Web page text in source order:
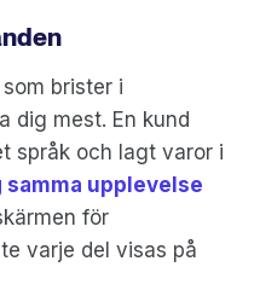
brister i
dig mest. En kund
språk och lagt varor i
upplevelse
för
varje del visas på